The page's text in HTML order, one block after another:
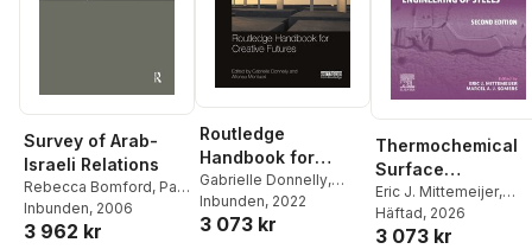
Survey of Arab-
Israeli Relations
Rebecca Bomford, Paul
Cossali
Inbunden, 2006
3 962 kr
Routledge
Handbook for
Creative Futures
Gabrielle Donnelly,
Alfonso Montuori
Inbunden, 2022
3 073 kr
Thermochemical
Surface
Engineering of
Steels
Eric J. Mittemeijer,
Marcel A.J. Somers
Häftad, 2026
3 073 kr